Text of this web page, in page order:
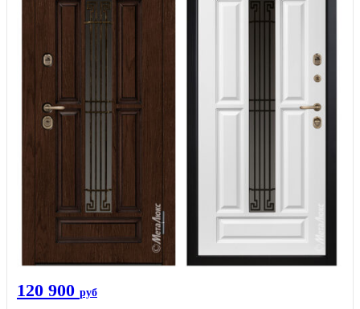
120 900 руб